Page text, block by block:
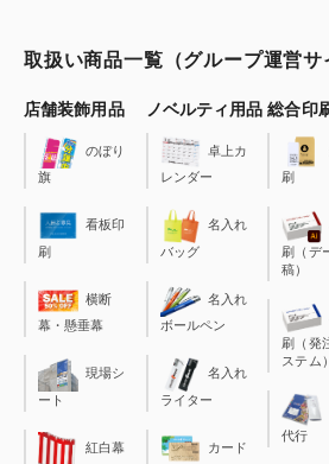
取扱い商品一覧（グループ運営サ
店舗装飾用品
のぼり
旗
看板印
刷
横断
幕・懸垂幕
現場シ
ート
紅白幕
ノベルティ用品
卓上カ
レンダー
名入れ
バッグ
名入れ
ボールペン
名入れ
ライター
カード
総合印
刷
刷（デ
稿）
刷（発
ステム）
代行